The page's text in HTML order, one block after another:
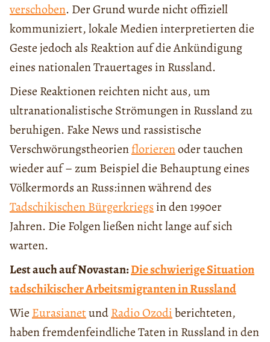
verschoben. Der Grund wurde nicht offiziell
kommuniziert, lokale Medien interpretierten die
Geste jedoch als Reaktion auf die Ankündigung
eines nationalen Trauertages in Russland.
Diese Reaktionen reichten nicht aus, um
ultranationalistische Strömungen in Russland zu
beruhigen. Fake News und rassistische
Verschwörungstheorienflorierenoder tauchen
wieder auf – zum Beispiel die Behauptung eines
Völkermords an Russ:innen während des
Tadschikischen Bürgerkriegs in den 1990er
Jahren. Die Folgen ließen nicht lange auf sich
warten.
Lest auch auf Novastan:Die schwierige Situation
tadschikischer Arbeitsmigranten in Russland
Wie EurasianetundRadio Ozodiberichteten,
haben fremdenfeindliche Taten in Russland in den